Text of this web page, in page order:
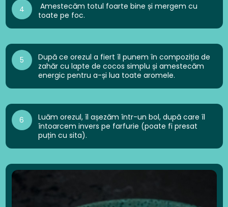
4
Amestecăm totul foarte bine și mergem cu
toate pe foc.
5
După ce orezul a fiert îl punem în compoziția de
zahăr cu lapte de cocos simplu și amestecăm
energic pentru a-și lua toate aromele.
6
Luăm orezul, îl așezăm într-un bol, după care îl
întoarcem invers pe farfurie (poate fi presat
puțin cu sita).